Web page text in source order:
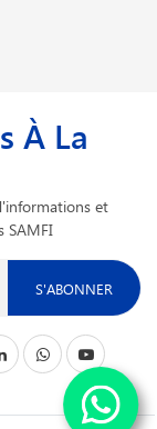
À La
et
SAMFI
S'ABONNER